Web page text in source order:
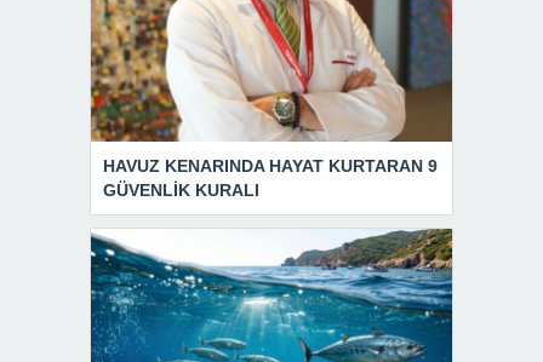
HAVUZ KENARINDA HAYAT KURTARAN 9
GÜVENLİK KURALI